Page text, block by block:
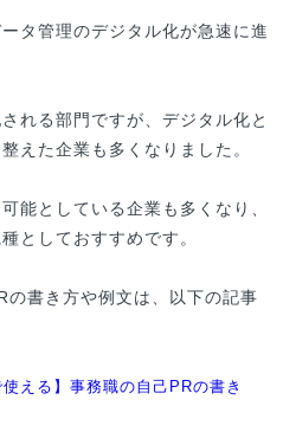
タ管理のデジタル化が急速に進
れる部門ですが、デジタル化と
えた企業も多くなりました。
能としている企業も多くなり、
としておすすめです。
の書き方や例文は、以下の記事
使える】事務職の自己PRの書き